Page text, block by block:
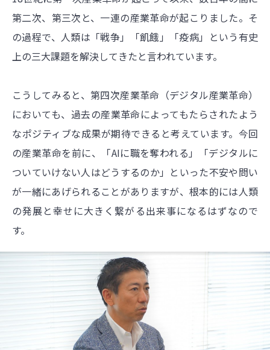
第二次、第三次と、一連の産業革命が起こりました。そ
の過程で、人類は「戦争」「飢餓」「疫病」という有史
上の三大課題を解決してきたと言われています。
こうしてみると、第四次産業革命（デジタル産業革命）
においても、過去の産業革命によってもたらされたよう
なポジティブな成果が期待できると考えています。今回
の産業革命を前に、「AIに職を奪われる」「デジタルに
ついていけない人はどうするのか」といった不安や問い
が一緒にあげられることがありますが、根本的には人類
の発展と幸せに大きく繋がる出来事になるはずなので
す。